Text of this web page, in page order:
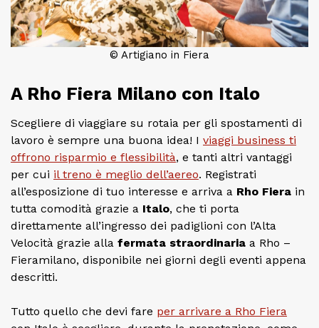
© Artigiano in Fiera
A Rho Fiera Milano con Italo
Scegliere di viaggiare su rotaia per gli spostamenti di
lavoro è sempre una buona idea! I viaggi business ti
offrono risparmio e flessibilità, e tanti altri vantaggi
per cui il treno è meglio dell’aereo. Registrati
all’esposizione di tuo interesse e arriva a Rho Fiera in
tutta comodità grazie a Italo, che ti porta
direttamente all’ingresso dei padiglioni con l’Alta
Velocità grazie alla fermata straordinaria a Rho –
Fieramilano, disponibile nei giorni degli eventi appena
descritti.
Tutto quello che devi fare per arrivare a Rho Fiera